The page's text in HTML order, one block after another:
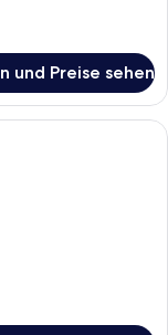
und Preise sehen
mit einem großen